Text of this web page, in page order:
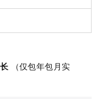
（仅包年包月实